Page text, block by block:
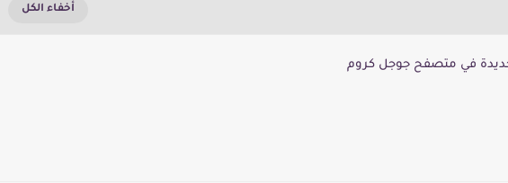
في متصفح جوجل كروم